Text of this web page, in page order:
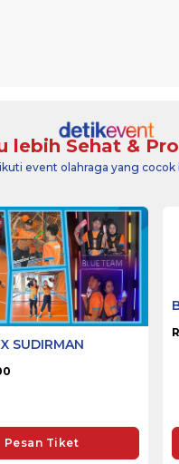
lebih Sehat &
event olahraga yang cocok
SUDIRMAN
Pesan Tiket